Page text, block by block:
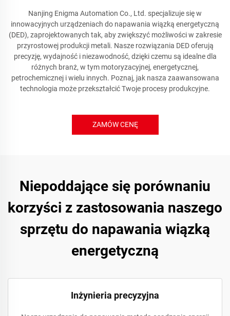
Nanjing Enigma Automation Co., Ltd. specjalizuje się w
innowacyjnych urządzeniach do napawania wiązką energetyczną
(DED), zaprojektowanych tak, aby zwiększyć możliwości w zakresie
przyrostowej produkcji metali. Nasze rozwiązania DED oferują
precyzję, wydajność i niezawodność, dzięki czemu są idealne dla
różnych branż, w tym motoryzacyjnej, energetycznej,
petrochemicznej i wielu innych. Poznaj, jak nasza zaawansowana
technologia może przekształcić Twoje procesy produkcyjne.
ZAMÓW CENĘ
Niepoddające się porównaniu
korzyści z zastosowania naszego
sprzętu do napawania wiązką
energetyczną
Inżynieria precyzyjna